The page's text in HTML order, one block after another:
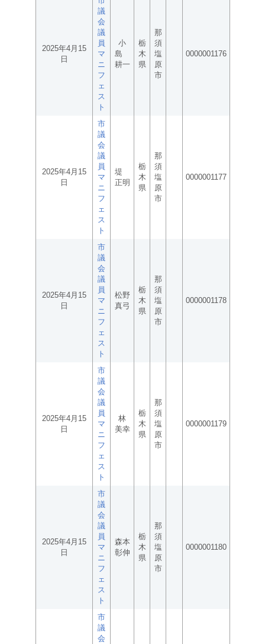
2025年4月15
日
議
会
議
員
マ
ニ
フ
ェ
ス
ト
小
島
耕一
栃
木
県
那
須
塩
原
市
0000001176
2025年4月15
日
市
議
会
議
員
マ
ニ
フ
ェ
ス
ト
堤
正明
栃
木
県
那
須
塩
原
市
0000001177
2025年4月15
日
市
議
会
議
員
マ
ニ
フ
ェ
ス
ト
松野
真弓
栃
木
県
那
須
塩
原
市
0000001178
2025年4月15
日
市
議
会
議
員
マ
ニ
フ
ェ
ス
ト
林
美幸
栃
木
県
那
須
塩
原
市
0000001179
2025年4月15
日
市
議
会
議
員
マ
ニ
フ
ェ
ス
ト
森本
彰伸
栃
木
県
那
須
塩
原
市
0000001180
市
議
会